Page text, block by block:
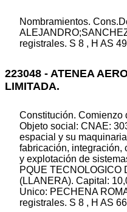
Nombramientos.
registrales. S 8 , H AS
223048 - ATENEA
LIMITADA.
Constitución. Comienzo
Objeto social: CNAE:
espacial y su
fabricación, integración,
y explotación de
PQUE TECNOLOGICO
(LLANERA). Capital:
Unico: PECHENA
registrales. S 8 , H AS